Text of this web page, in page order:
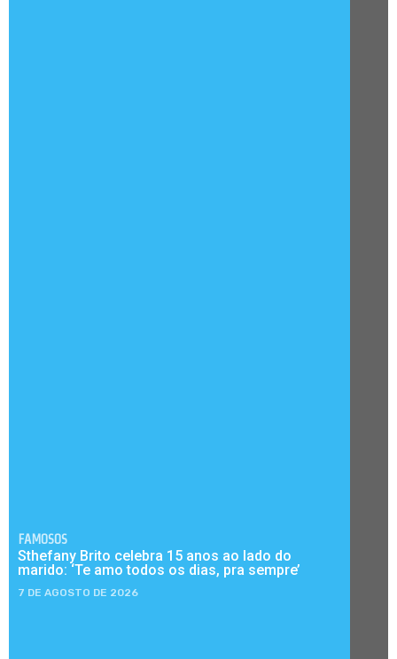
FAMOSOS
Sthefany Brito celebra 15 anos ao lado do
marido: ‘Te amo todos os dias, pra sempre’
7 DE AGOSTO DE 2026